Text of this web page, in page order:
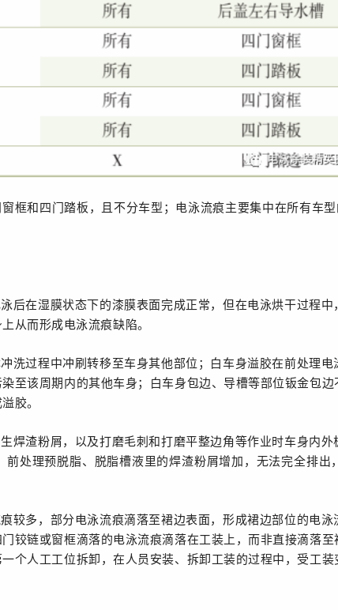
框和四门踏板，且不分车型；电泳流痕主要集中在所有车
后在湿膜状态下的漆膜表面完成正常，但在电泳烘干过程
从而形成电泳流痕缺陷。
洗过程中冲刷转移至车身其他部位；白车身溢胶在前处理
至该周期内的其他车身；白车身包边、导槽等部位钣金包
胶。
焊渣粉屑，以及打磨毛刺和打磨平整边角等作业时车身内
处理预脱脂、脱脂槽液里的焊渣粉屑增加，无法完全排出
较多，部分电泳流痕滴落至裙边表面，形成裙边部位的电
铰链或窗框滴落的电泳流痕滴落在工装上，而非直接滴落
个人工工位拆卸，在人员安装、拆卸工装的过程中，受工